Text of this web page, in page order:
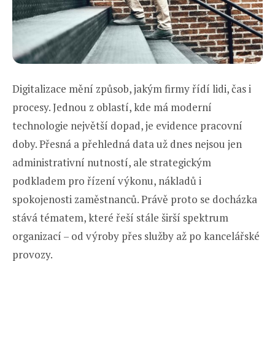
Digitalizace mění způsob, jakým firmy řídí lidi, čas i
procesy. Jednou z oblastí, kde má moderní
technologie největší dopad, je evidence pracovní
doby. Přesná a přehledná data už dnes nejsou jen
administrativní nutností, ale strategickým
podkladem pro řízení výkonu, nákladů i
spokojenosti zaměstnanců. Právě proto se docházka
stává tématem, které řeší stále širší spektrum
organizací – od výroby přes služby až po kancelářské
provozy.